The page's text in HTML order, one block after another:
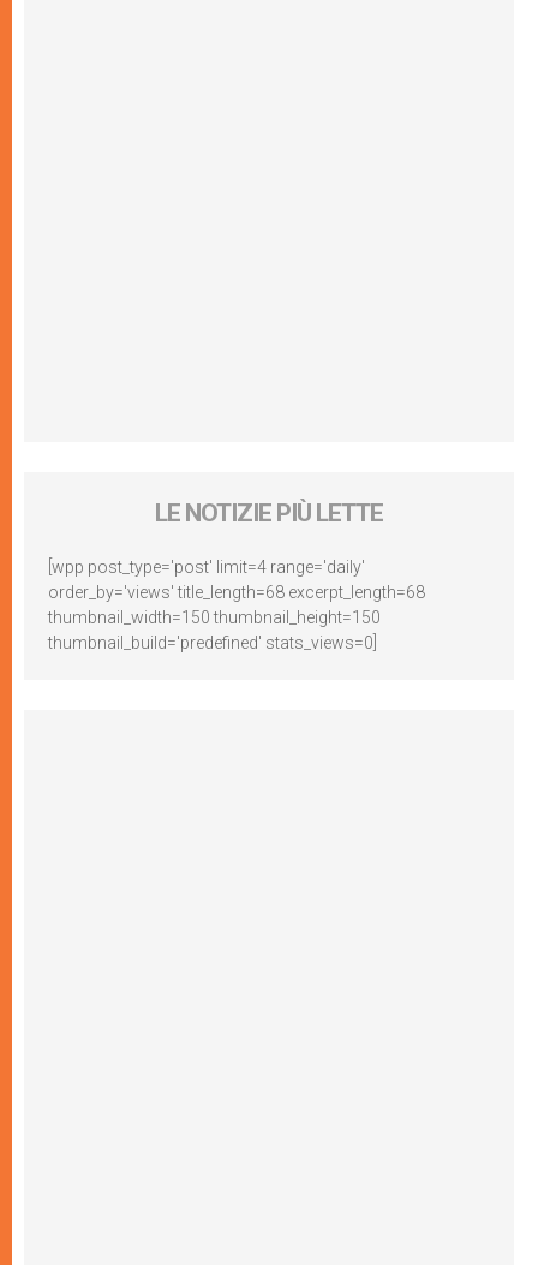
LE NOTIZIE PIÙ LETTE
[wpp post_type='post' limit=4 range='daily'
order_by='views' title_length=68 excerpt_length=68
thumbnail_width=150 thumbnail_height=150
thumbnail_build='predefined' stats_views=0]